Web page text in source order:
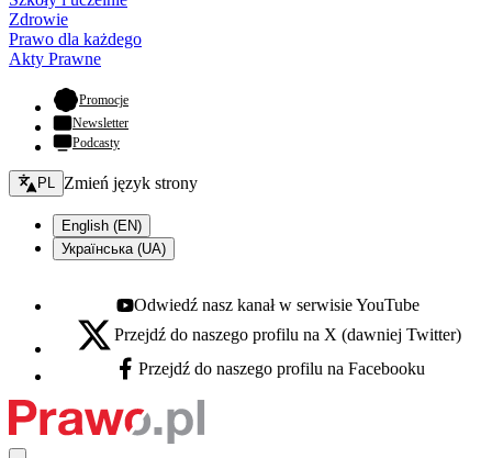
Zdrowie
Prawo dla każdego
Akty Prawne
Promocje- otwiera się w nowej karcie
Newsletter
Podcasty
Zmień język - bieżący:
PL Zmień język strony
English (EN)
Українська (UA)
Youtube - otwiera się w nowej karcie
Odwiedź nasz kanał w serwisie YouTube
X - otwiera się w nowej karcie
Przejdź do naszego profilu na X (dawniej Twitter)
Facebook - otwiera się w nowej karcie
Przejdź do naszego profilu na Facebooku